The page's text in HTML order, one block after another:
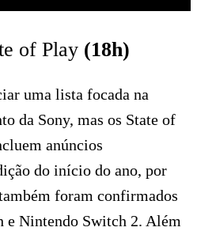
of Play (18h)
uma lista focada na
da Sony, mas os State of
anúncios
do início do ano, por
foram confirmados
e Nintendo Switch 2. Além